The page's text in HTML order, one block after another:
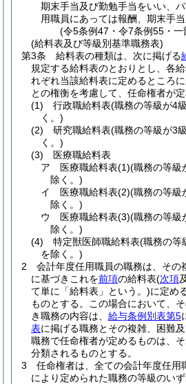
期末手当及び勤勉手当をいい、
用職員にあっては報酬、期末手
(令5条例47・令7条例55・一
(給料表及び等級別基準職務表)
第3条
給料表の種類は、次に掲げる
規定する給料表のとおりとし、各
れぞれ当該給料表に定めるところ
との権衡を考慮して、任命権者が定
(1)
行政職給料表(職務の等級が4
く。)
(2)
研究職給料表(職務の等級が3
く。)
(3)
医療職給料表
ア
医療職給料表(1)(職務の等級
除く。)
イ
医療職給料表(2)(職務の等級
除く。)
ウ
医療職給料表(3)(職務の等級
除く。)
(4)
特定獣医師職給料表(職務の等
を除く。)
2
会計年度任用職員の職務は、その
に基づきこれを前項の給料表(次項
て単に「給料表」という。)に定め
ものとする。
この場合において、
き職務の内容は、 給与条例別表第5
表に掲げる職務とその複雑、困難
職務で任命権者が定めるものは、
分類されるものとする。
3
任命権者は、全ての会計年度任用
により定められた職務の等級のい